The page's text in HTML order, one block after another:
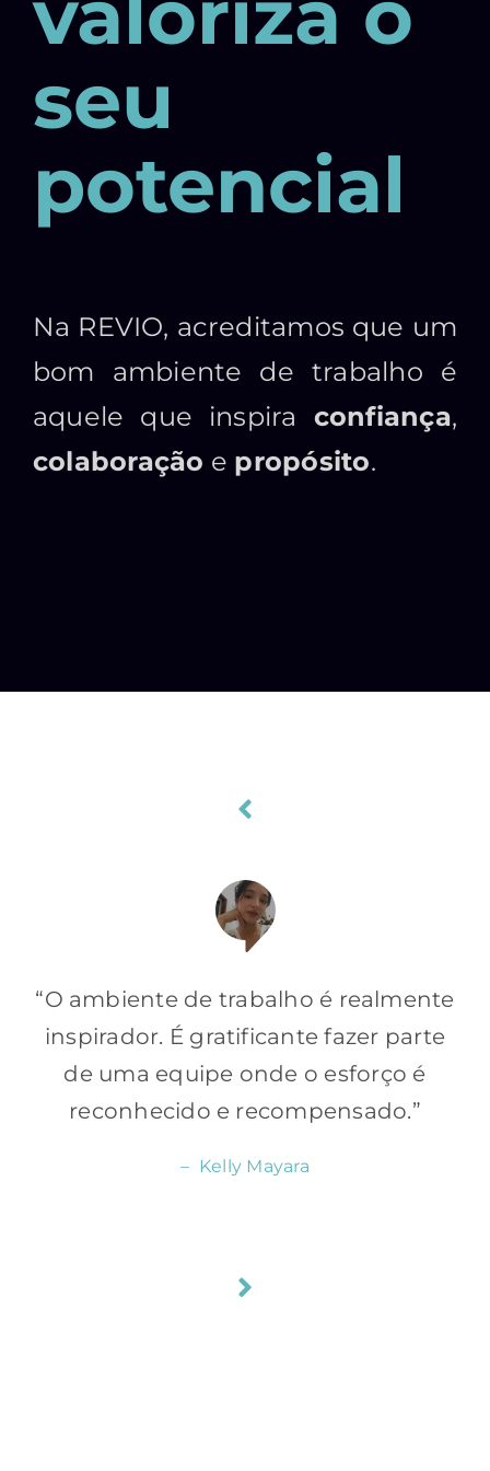
seu
potencial
Na REVIO, acreditamos que um
bom ambiente de trabalho é
aquele que inspira confiança,
colaboração e propósito.
“O ambiente de trabalho é realmente
inspirador. É gratificante fazer parte
de uma equipe onde o esforço é
reconhecido e recompensado.”
– Kelly Mayara